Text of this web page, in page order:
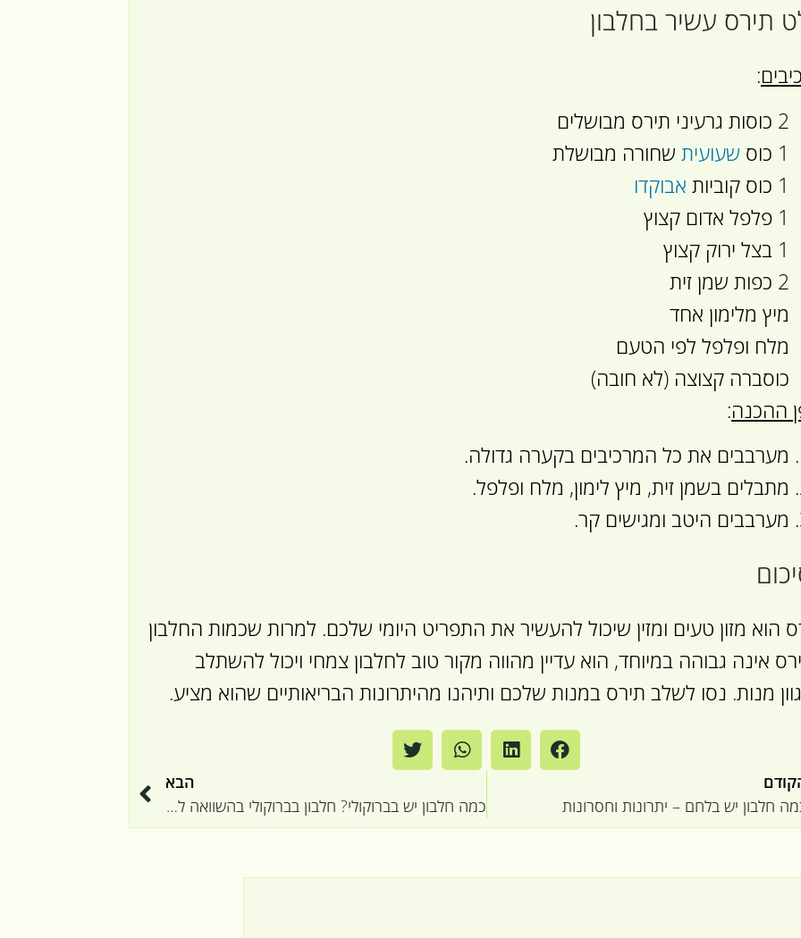
תירס עשיר בחלבון
:
2 כוסות גרעיני תירס מבושלים
1 כוס
שעועית שחורה מבושלת
1 כוס קוביות
אבוקדו
1 פלפל אדום קצוץ
1 בצל ירוק קצוץ
2 כפות שמן זית
מיץ מלימון אחד
מלח ופלפל לפי הטעם
כוסברה קצוצה (לא חובה)
ההכנה:
מערבבים את כל המרכיבים בקערה גדולה.
מתבלים בשמן זית, מיץ לימון, מלח ופלפל.
מערבבים היטב ומגישים קר.
הוא מזון טעים ומזין שיכול להעשיר את התפריט היומי שלכם. למרות שכמות החלבון
אינה גבוהה במיוחד, הוא עדיין מהווה מקור טוב לחלבון צמחי ויכול להשתלב
מנות. נסו לשלב תירס במנות שלכם ותיהנו מהיתרונות הבריאותיים שהוא מציע.
חלבון יש בלחם – יתרונות וחסרונות
הבא
כמה חלבון יש בברוקולי? חלבון בברוקולי בהשוואה לירקות